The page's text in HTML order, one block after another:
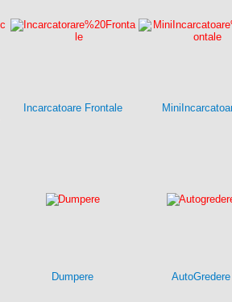
Incarcatoare Frontale
Dumpere AutoGredere